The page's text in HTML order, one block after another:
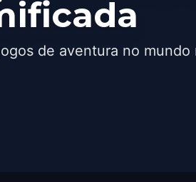
de aventura no mundo